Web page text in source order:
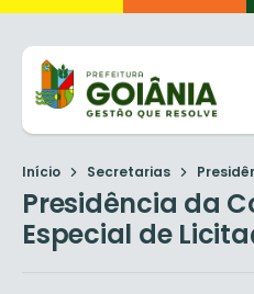
Início Secretarias
Presidência da
Especial de